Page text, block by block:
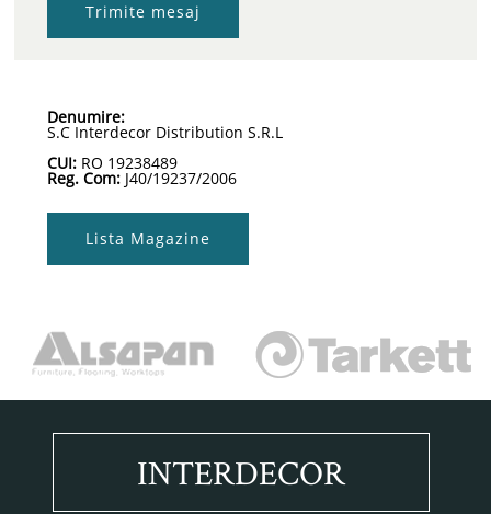
Trimite mesaj
Denumire:
S.C Interdecor Distribution S.R.L
CUI: RO 19238489
Reg. Com: J40/19237/2006
Lista Magazine
INTERDECOR